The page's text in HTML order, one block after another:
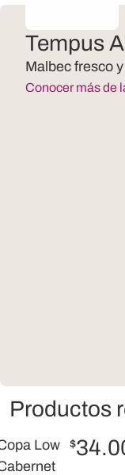
Tempus
Malbec fresco
Conocer más de
Productos
Low
$